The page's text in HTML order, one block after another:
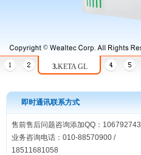
3.KETA GL
即时通讯联系方式
售前售后问题咨询添加QQ：106792743
业务咨询电话：010-88570900 /
18511681058